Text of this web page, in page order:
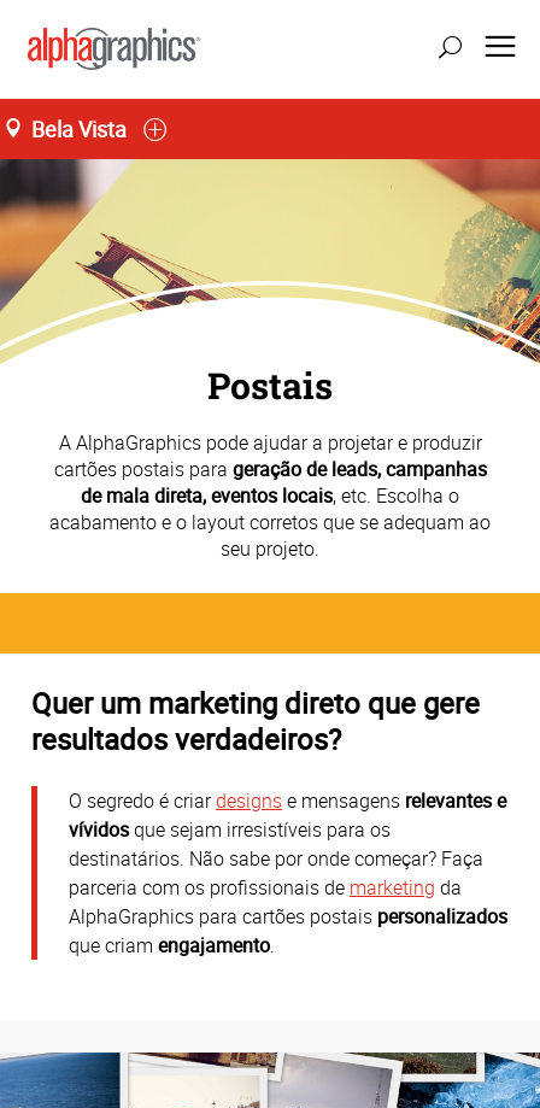
Bela Vista
Postais
A AlphaGraphics pode ajudar a projetar e produzir
cartões postais para geração de leads, campanhas
de mala direta, eventos locais, etc. Escolha o
acabamento e o layout corretos que se adequam ao
seu projeto.
Quer um marketing direto que gere
resultados verdadeiros?
O segredo é criardesignse mensagens relevantes e
vívidosque sejam irresistíveis para os
destinatários. Não sabe por onde começar? Faça
parceria com os profissionais de marketing da
AlphaGraphics para cartões postais personalizados
que criam engajamento.